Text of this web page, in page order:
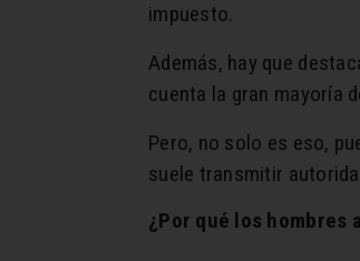
impuesto.
Además, hay que
cuenta la gran mayoría
Pero, no solo es eso,
suele transmitir
¿Por qué los hombres